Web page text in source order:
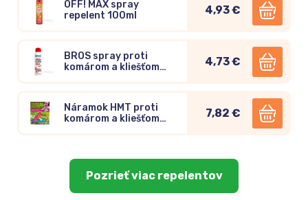
OFF! MAX spray
repelent 100ml
4,93 €
BROS spray proti
komárom a kliešťom
4,73 €
Náramok HMT proti
komárom a kliešťom
7,82 €
Pozrieť viac repelentov